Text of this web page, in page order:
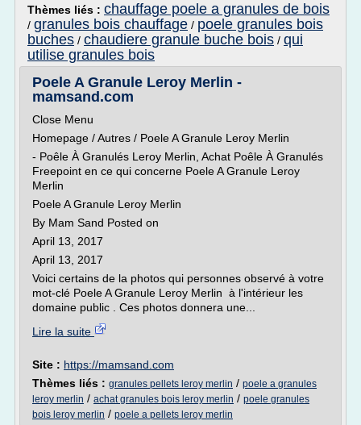
Thèmes liés : chauffage poele a granules de bois
/ granules bois chauffage / poele granules bois
buches / chaudiere granule buche bois / qui
utilise granules bois
Poele A Granule Leroy Merlin -
mamsand.com
Close Menu
Homepage / Autres / Poele A Granule Leroy Merlin
- Poêle À Granulés Leroy Merlin, Achat Poêle À Granulés
Freepoint en ce qui concerne Poele A Granule Leroy
Merlin
Poele A Granule Leroy Merlin
By Mam Sand Posted on
April 13, 2017
April 13, 2017
Voici certains de la photos qui personnes observé à votre
mot-clé Poele A Granule Leroy Merlin à l'intérieur les
domaine public . Ces photos donnera une...
Lire la suite
Site : https://mamsand.com
Thèmes liés : granules pellets leroy merlin / poele a granules
leroy merlin / achat granules bois leroy merlin / poele granules
bois leroy merlin / poele a pellets leroy merlin